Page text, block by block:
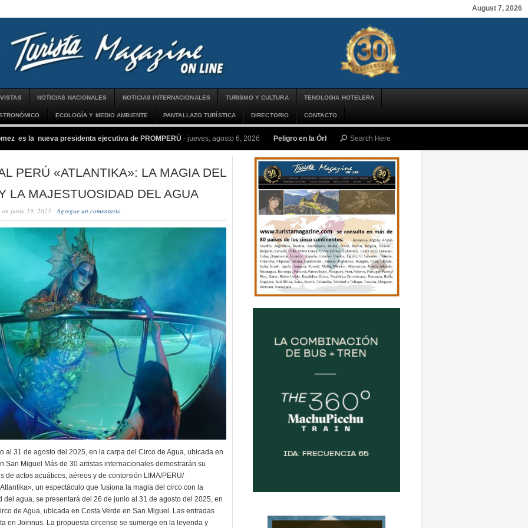
August 7, 2026
NOTICIAS NACIONALES NOTICIAS INTERNACIONALES TURISMO Y CULTURA TENOLOGIA HOTELERA
ECOLOGÍA Y MEDIO AMBIENTE PANTALLAZO TURÍSTICA DIRECTORIO CONTACTO
es la nueva presidenta ejecutiva de PROMPERÚ - jueves, agosto 6, 2026 Peligro en la Órbita: ¿Qué es la «Basura Espacial» y por qué debería
PERÚ «ATLANTIKA»: LA MAGIA DEL
LA MAJESTUOSIDAD DEL AGUA
on junio 19, 2025 ·Agregue un comentario
al 31 de agosto del 2025, en la carpa del Circo de Agua, ubicada en
San Miguel Más de 30 artistas internacionales demostrarán su
de actos acuáticos, aéreos y de contorsión LIMA/PERU/
un espectáculo que fusiona la magia del circo con la
del agua, se presentará del 26 de junio al 31 de agosto del 2025, en
de Agua, ubicada en Costa Verde en San Miguel. Las entradas
en Joinnus. La propuesta circense se sumerge en la leyenda y